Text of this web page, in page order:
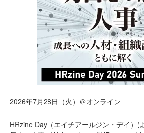
2026年7月28日（火）＠オンライン
HRzine Day（エイチアールジン・デイ）